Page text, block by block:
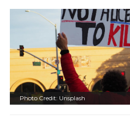
Photo Credit: Unsplash